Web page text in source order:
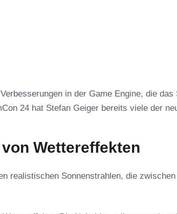
in der Game Engine, die das
24 hat Stefan Geiger bereits viele der
Wettereffekten
realistischen Sonnenstrahlen, die